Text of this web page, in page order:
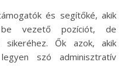
és segítőké, akik
vezető pozíciót, de
sikeréhez. Ők azok, akik
szó adminisztratív